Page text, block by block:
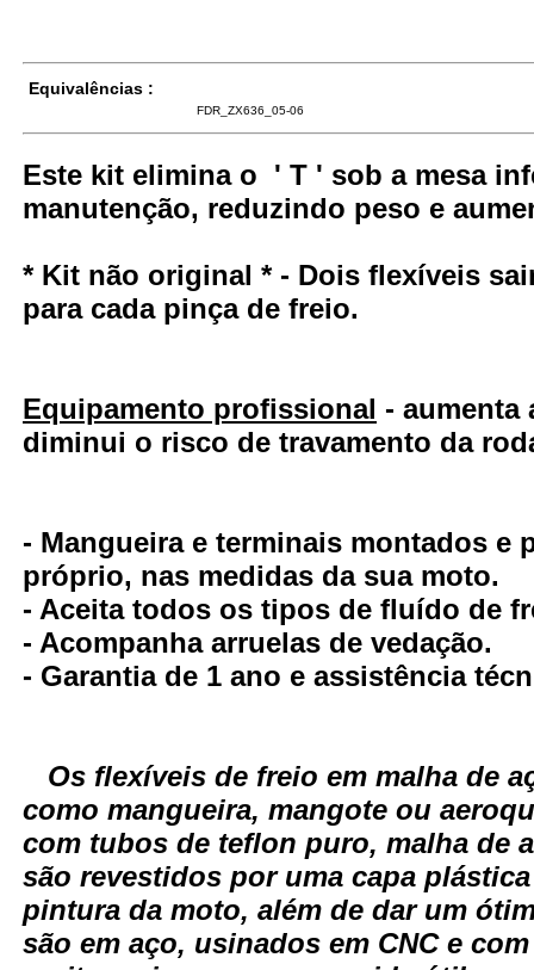
Equivalências :
FDR_ZX636_05-06
Este kit elimina o ' T ' sob a mesa
manutenção, reduzindo peso e
* Kit não original * - Dois flexíveis
para cada pinça de freio.
Equipamento profissional - aumenta
diminui o risco de travamento da
- Mangueira e terminais montados e
próprio, nas medidas da sua moto.
- Aceita todos os tipos de fluído de
- Acompanha arruelas de vedação.
- Garantia de 1 ano e assistência
Os flexíveis de freio em malha de
como mangueira, mangote ou
com tubos de teflon puro, malha de
são revestidos por uma capa
pintura da moto, além de dar um
são em aço, usinados em CNC e